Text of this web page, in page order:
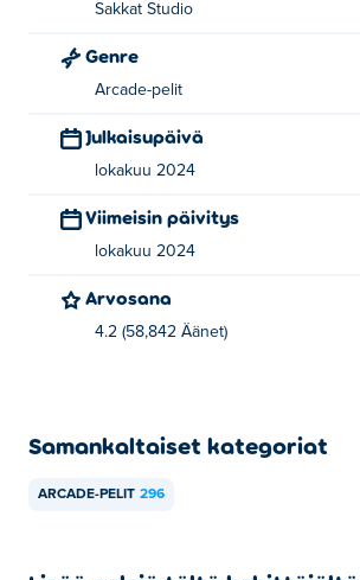
Sakkat Studio
Genre
Arcade-pelit
Julkaisupäivä
lokakuu 2024
Viimeisin päivitys
lokakuu 2024
Arvosana
4.2 (58,842 Äänet)
Samankaltaiset kategoriat
ARCADE-PELIT 296